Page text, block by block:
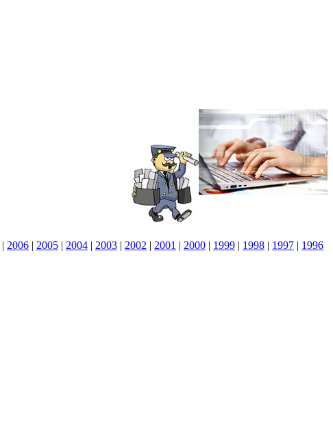
| 2006 | 2005 | 2004 | 2003 | 2002 | 2001 | 2000 | 1999 | 1998 | 1997 | 1996